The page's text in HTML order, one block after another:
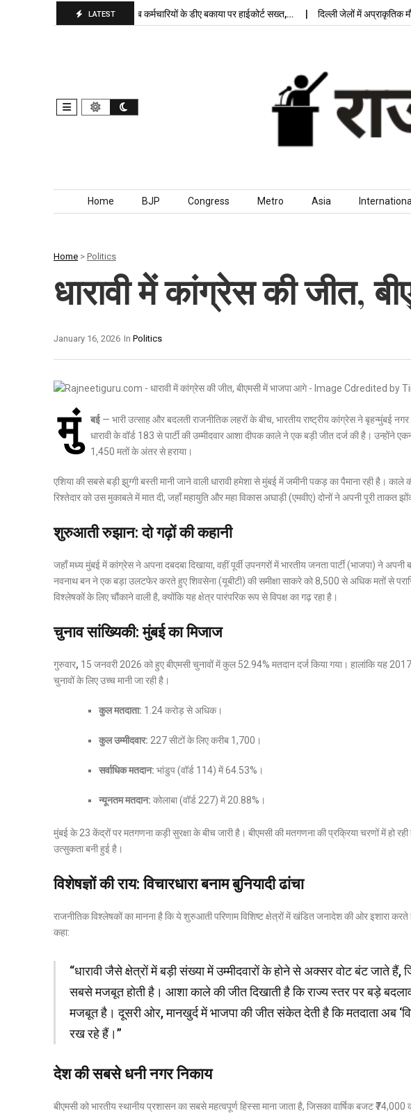
LATEST
बरकरार, बांकीपुर में… पंजाब कर्मचारियों के डीए बकाया पर हाईकोर्ट सख्त,… दिल्ली जेलों में अप्राकृतिक मौत
Skip to content
Home BJP Congress Metro Asia International
Home > Politics
धारावी में कांग्रेस की जीत,
In Politics
January 16, 2026
मुं बई— भारी उत्साह और बदलती राजनीतिक लहरों के बीच, भारतीय राष्ट्रीय कांग्रेस ने बृहन्मुंबई
धारावी केवॉर्ड 183 से पार्टी की उम्मीदवारआशा दीपक कालेने एक बड़ी जीत दर्ज की है। उन्होंने
1,450 मतों के अंतर से हराया।
एशिया की सबसे बड़ी झुग्गी बस्ती मानी जाने वाली धारावी हमेशा से मुंबई में जमीनी पकड़ का पैमाना रही है।
रिश्तेदार को उस मुकाबले में मात दी, जहाँ महायुति और महा विकास अघाड़ी (एमवीए) दोनों ने अपनी पूरी ताकत
शुरुआती रुझान: दो गढ़ों की कहानी
जहाँ मध्य मुंबई में कांग्रेस ने अपना दबदबा दिखाया, वहीं पूर्वी उपनगरों में भारतीय जनता पार्टी (भाजपा) ने अपनी
नवनाथ बनने एक बड़ा उलटफेर करते हुए शिवसेना (यूबीटी) की समीक्षा साकरे को 8,500 से अधिक मतों से
विश्लेषकों के लिए चौंकाने वाली है, क्योंकि यह क्षेत्र पारंपरिक रूप से विपक्ष का गढ़ रहा है।
चुनाव सांख्यिकी: मुंबई का मिजाज
गुरुवार, 15 जनवरी 2026 को हुए बीएमसी चुनावों में कुल52.94% मतदान दर्ज किया गया। हालांकि यह
चुनावों के लिए उच्च मानी जा रही है।
कुल मतदाता: 1.24 करोड़ से अधिक।
कुल उम्मीदवार: 227 सीटों के लिए करीब 1,700।
सर्वाधिक मतदान: भांडुप (वॉर्ड 114) में 64.53%।
न्यूनतम मतदान: कोलाबा (वॉर्ड 227) में 20.88%।
मुंबई के 23 केंद्रों पर मतगणना कड़ी सुरक्षा के बीच जारी है। बीएमसी की मतगणना की प्रक्रिया चरणों में हो
उत्सुकता बनी हुई है।
विशेषज्ञों की राय: विचारधारा बनाम बुनियादी ढांचा
राजनीतिक विश्लेषकों का मानना है कि ये शुरुआती परिणाम विशिष्ट क्षेत्रों में खंडित जनादेश की ओर इशारा करते
कहा:
“धारावी जैसे क्षेत्रों में बड़ी संख्या में उम्मीदवारों के होने से अक्सर वोट बंट जाते
सबसे मजबूत होती है। आशा काले की जीत दिखाती है कि राज्य स्तर पर बड़े
मजबूत है। दूसरी ओर, मानखुर्द में भाजपा की जीत संकेत देती है कि मतदाता अब
रख रहे हैं।”
देश की सबसे धनी नगर निकाय
बीएमसी को भारतीय स्थानीय प्रशासन का सबसे महत्वपूर्ण हिस्सा माना जाता है, जिसका वार्षिक बजट₹74,000